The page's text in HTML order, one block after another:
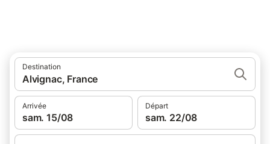
Destination
Alvignac, France
Arrivée
sam. 15/08
Départ
sam. 22/08